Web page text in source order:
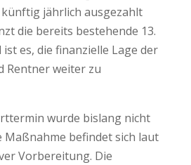
jährlich ausgezahlt
die bereits bestehende 13.
es, die finanzielle Lage der
Rentner weiter zu
wurde bislang nicht
Maßnahme befindet sich laut
Vorbereitung. Die